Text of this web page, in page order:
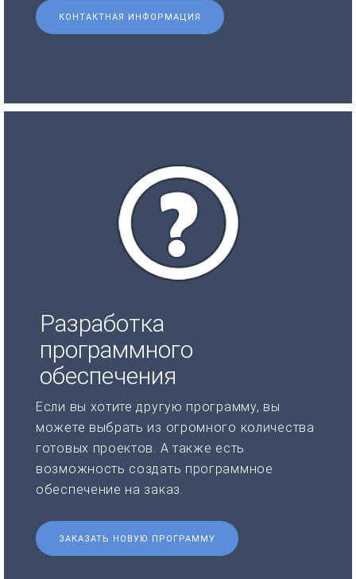
КОНТАКТНАЯ ИНФОРМАЦИЯ
Разработка
программного
обеспечения
Если вы хотите другую программу, вы
можете выбрать из огромного количества
готовых проектов. А также есть
возможность создать программное
обеспечение на заказ.
ЗАКАЗАТЬ НОВУЮ ПРОГРАММУ